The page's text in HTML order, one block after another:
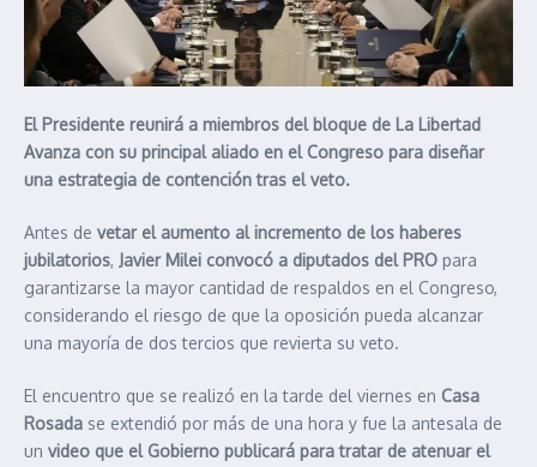
El Presidente reunirá a miembros del bloque de La Libertad
Avanza con su principal aliado en el Congreso para diseñar
una estrategia de contención tras el veto.
Antes de vetar el aumento al incremento de los haberes
jubilatorios, Javier Milei convocó a diputados del PRO para
garantizarse la mayor cantidad de respaldos en el Congreso,
considerando el riesgo de que la oposición pueda alcanzar
una mayoría de dos tercios que revierta su veto.
El encuentro que se realizó en la tarde del viernes en Casa
Rosada se extendió por más de una hora y fue la antesala de
un video que el Gobierno publicará para tratar de atenuar el